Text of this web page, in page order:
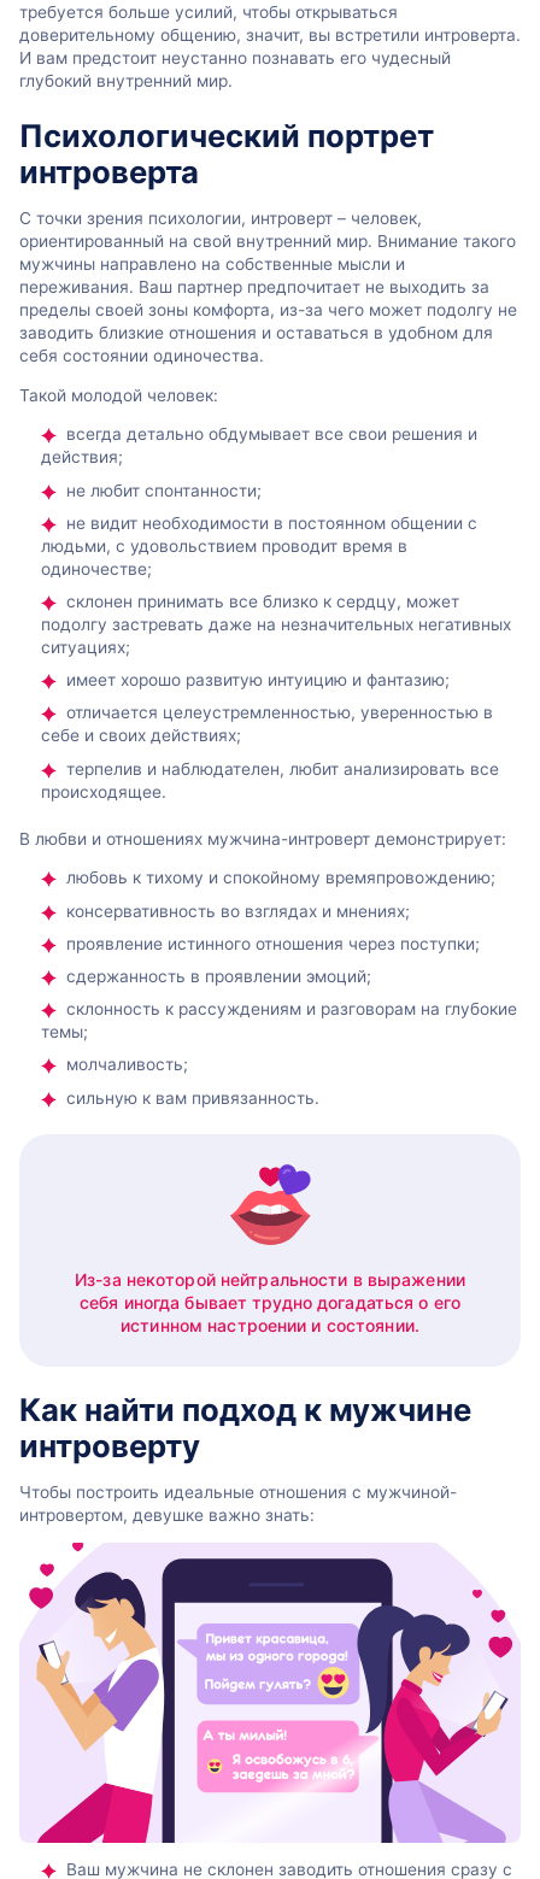
требуется больше усилий, чтобы открываться
доверительному общению, значит, вы встретили интроверта.
И вам предстоит неустанно познавать его чудесный
глубокий внутренний мир.
Психологический портрет
интроверта
С точки зрения психологии, интроверт – человек,
ориентированный на свой внутренний мир. Внимание такого
мужчины направлено на собственные мысли и
переживания. Ваш партнер предпочитает не выходить за
пределы своей зоны комфорта, из-за чего может подолгу не
заводить близкие отношения и оставаться в удобном для
себя состоянии одиночества.
Такой молодой человек:
всегда детально обдумывает все свои решения и
действия;
не любит спонтанности;
не видит необходимости в постоянном общении с
людьми, с удовольствием проводит время в
одиночестве;
склонен принимать все близко к сердцу, может
подолгу застревать даже на незначительных негативных
ситуациях;
имеет хорошо развитую интуицию и фантазию;
отличается целеустремленностью, уверенностью в
себе и своих действиях;
терпелив и наблюдателен, любит анализировать все
происходящее.
В любви и отношениях мужчина-интроверт демонстрирует:
любовь к тихому и спокойному времяпровождению;
консервативность во взглядах и мнениях;
проявление истинного отношения через поступки;
сдержанность в проявлении эмоций;
склонность к рассуждениям и разговорам на глубокие
темы;
молчаливость;
сильную к вам привязанность.
Из-за некоторой нейтральности в выражении
себя иногда бывает трудно догадаться о его
истинном настроении и состоянии.
Как найти подход к мужчине
интроверту
Чтобы построить идеальные отношения с мужчиной-
интровертом, девушке важно знать:
Ваш мужчина не склонен заводить отношения сразу с